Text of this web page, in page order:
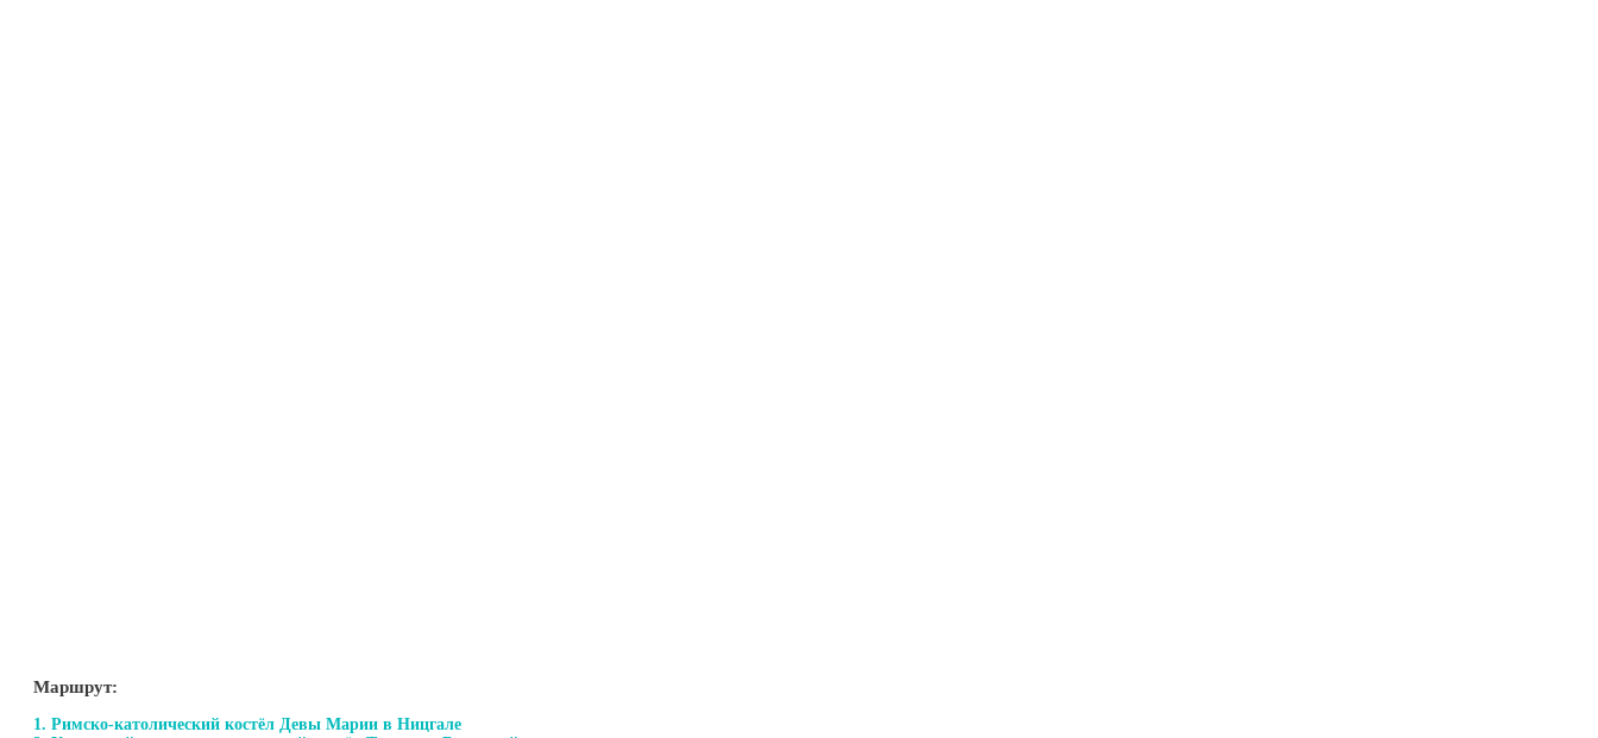
Маршрут:
1. Римско-католический костёл Девы Марии в Ницгале